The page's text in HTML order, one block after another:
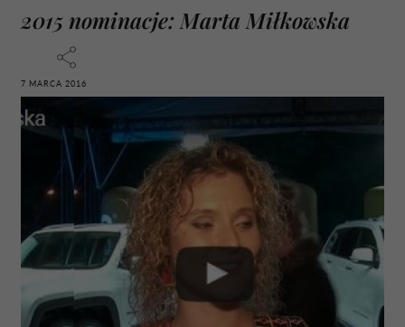
2015 nominacje: Marta Miłkowska
7 MARCA 2016